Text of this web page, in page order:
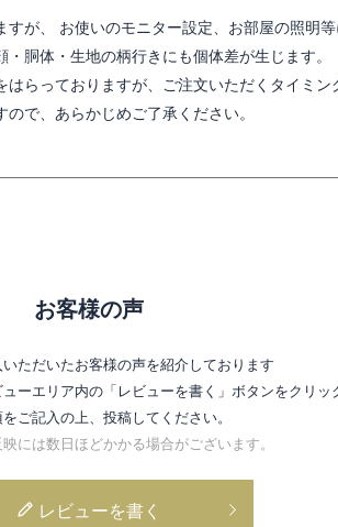
が、 お使いのモニター設定、お部屋の照明
胴体・生地の柄行きにも個体差が生じます。
らっておりますが、ご注文いただくタイミ
で、あらかじめご了承ください。
お客様の声
ただいたお客様の声を紹介しております
ーエリア内の 「レビューを書く」ボタンをクリッ
ご記入の上、投稿してください。
には数日ほどかかる場合がございます。
レビューを書く